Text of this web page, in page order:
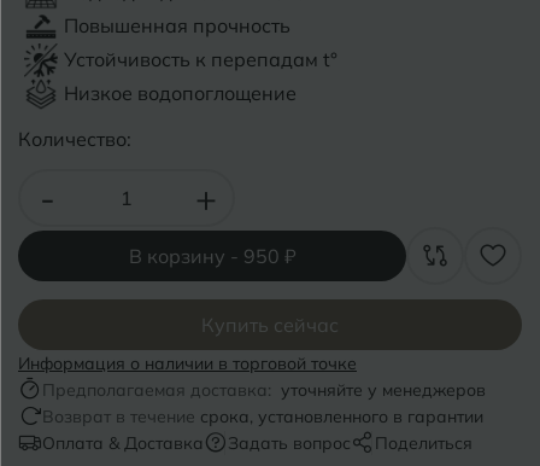
Повышенная прочность
Устойчивость к перепадам t°
Низкое водопоглощение
Количество:
- +
В корзину - 950 ₽
Купить сейчас
Информация о наличии в торговой точке
Предполагаемая доставка: уточняйте у менеджеров
Возврат в течение срока, установленного в гарантии
Оплата & Доставка
Задать вопрос Поделиться
В Великий Новгород
Владимир
Г Геленджик
Грозный
Смоленск
Сосновый Бор
Сочи
Ставрополь
Сыктывкар